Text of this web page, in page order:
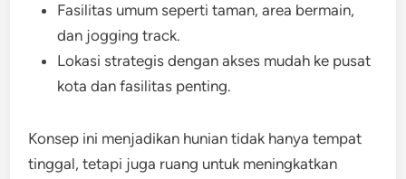
Fasilitas umum seperti taman, area bermain,
dan jogging track.
Lokasi strategis dengan akses mudah ke pusat
kota dan fasilitas penting.
Konsep ini menjadikan hunian tidak hanya tempat
tinggal, tetapi juga ruang untuk meningkatkan